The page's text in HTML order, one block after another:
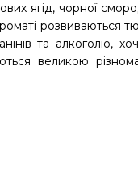
ягід, чорної
розвиваються
та алкоголю,
великою